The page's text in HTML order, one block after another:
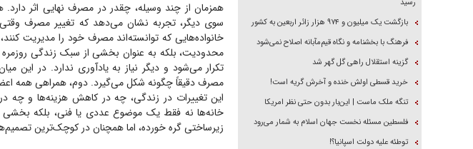
همزمان از چند وسیله، چقدر در مصرف نهایی اثر دارد.
سوی دیگر، تجربه نشان می‌دهد که تغییر مصرف
خانواده‌هایی که توانسته‌اند مصرف خود را مدیریت
محدودیت، بلکه به عنوان بخشی از سبک زندگی
تکرار می‌شود و دیگر نیاز به یادآوری ندارد. در این
مصرف دقیقاً چگونه شکل می‌گیرد. دوم، همراهی همه
این تغییرات در زندگی، چه در کاهش هزینه‌ها و
خانه‌ها نه فقط یک موضوع عددی یا فنی، بلکه
زیرساختی گره خورده، اما همچنان در کوچک‌ترین
بازگشت یک میلیون و ۹۷۴ هزار زائر اربعین به کشور
فرهنگ با بخشنامه و نگاه قیم‌مآبانه اصلاح نمی‌شود
گزینه استقلال راهی گل گهر شد
خرید قسطی اولش خنده و آخرش گریه است!
تنگه ملک ماست | این‌بار بدون حتی نظر امریکا
فلسطین مسئله نخست جهان اسلام به شمار می‌رود
توطئه علیه دولت اسپانیا؟!